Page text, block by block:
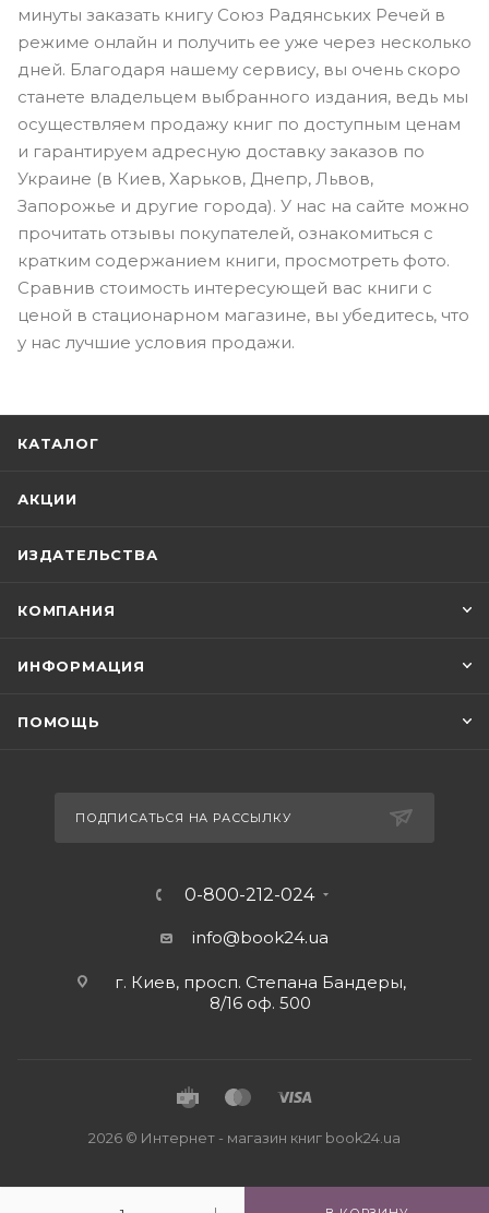
минуты заказать книгу Союз Радянських Речей в
режиме онлайн и получить ее уже через несколько
дней. Благодаря нашему сервису, вы очень скоро
станете владельцем выбранного издания, ведь мы
осуществляем продажу книг по доступным ценам
и гарантируем адресную доставку заказов по
Украине (в Киев, Харьков, Днепр, Львов,
Запорожье и другие города). У нас на сайте можно
прочитать отзывы покупателей, ознакомиться с
кратким содержанием книги, просмотреть фото.
Сравнив стоимость интересующей вас книги с
ценой в стационарном магазине, вы убедитесь, что
у нас лучшие условия продажи.
КАТАЛОГ
АКЦИИ
ИЗДАТЕЛЬСТВА
КОМПАНИЯ
ИНФОРМАЦИЯ
ПОМОЩЬ
ПОДПИСАТЬСЯ НА РАССЫЛКУ
0-800-212-024
info@book24.ua
г. Киев, просп. Степана Бандеры,
8/16 оф. 500
2026 © Интернет - магазин книг book24.ua